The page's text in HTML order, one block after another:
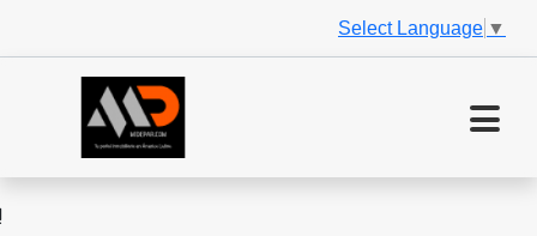
Select Language ▼